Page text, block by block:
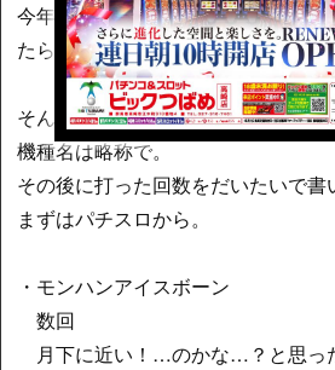
今年触った台の短評をあげつつ、
たらと思います。
そんじゃ羅列しちゃうわよ。
機種名は略称で。
その後に打った回数をだいたいで書
まずはパチスロから。
・モンハンアイスボーン
数回
月下に近い！…のかな…？と思っ